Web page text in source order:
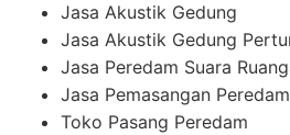
Jasa Akustik Gedung
Jasa Akustik Gedung
Jasa Peredam Suara
Jasa Pemasangan
Toko Pasang Peredam